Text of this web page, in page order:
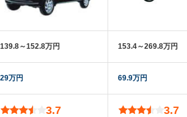
139.8～152.8万円
29万円
3.7
153.4～269.8万円
69.9万円
3.7